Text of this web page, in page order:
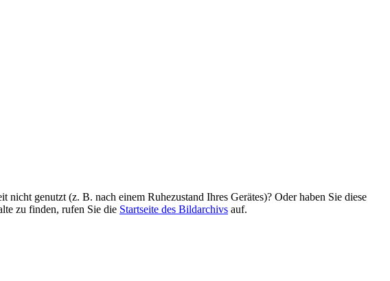
genutzt (z. B. nach einem Ruhezustand Ihres Gerätes)? Oder haben Sie diese
zu finden, rufen Sie die Startseite des Bildarchivs auf.